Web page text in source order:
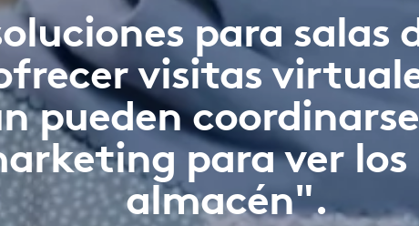
para salas
visitas
pueden
para ver
almacén".